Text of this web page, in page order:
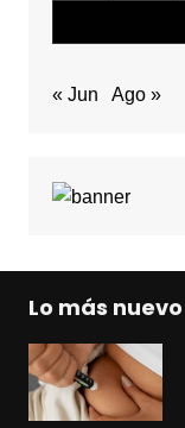
« Jun Ago »
Lo más nuevo